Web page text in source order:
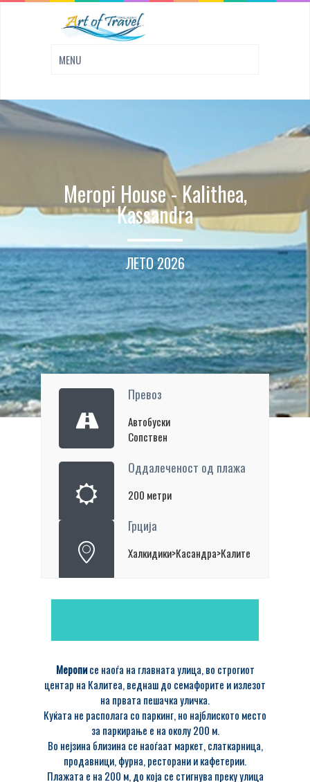
Meropi House - Kalithea,
Kassandra
ЛЕТО 2026
Превоз
Автобуски
Сопствен
Оддалеченост од плажа
200 метри
Грција
Халкидики>Касандра>Калитеа
Мерописе наоѓа на главната улица, во строгиот
центар на Калитеа, веднаш до семафорите и излезот
на првата пешачка уличка.
Куќата не располага со паркинг, но најблиското место
за паркирање е на околу 200 м.
Во нејзина близина се наоѓаат маркет, слаткарница,
продавници, фурна, ресторани и кафетерии.
Плажата е на 200 м, до која се стигнува преку улица